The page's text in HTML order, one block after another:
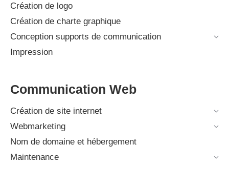
Création de logo
Création de charte graphique
Conception supports de communication
Impression
Communication Web
Création de site internet
Webmarketing
Nom de domaine et hébergement
Maintenance